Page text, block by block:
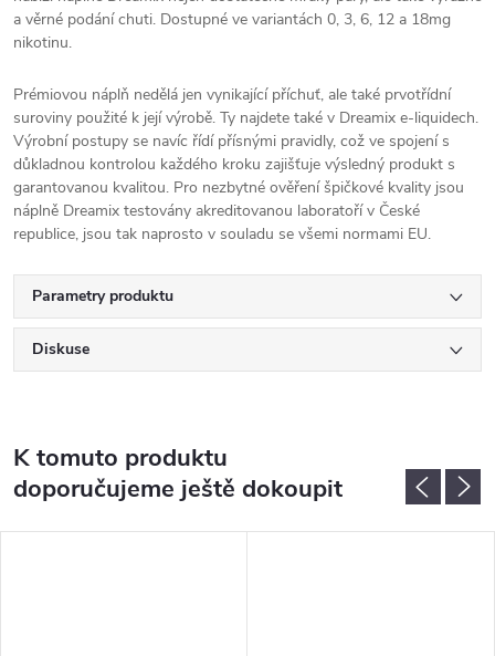
a věrné podání chuti. Dostupné ve variantách 0, 3, 6, 12 a 18mg
nikotinu.
Prémiovou náplň nedělá jen vynikající příchuť, ale také prvotřídní
suroviny použité k její výrobě. Ty najdete také v Dreamix e-liquidech.
Výrobní postupy se navíc řídí přísnými pravidly, což ve spojení s
důkladnou kontrolou každého kroku zajišťuje výsledný produkt s
garantovanou kvalitou. Pro nezbytné ověření špičkové kvality jsou
náplně Dreamix testovány akreditovanou laboratoří v České
republice, jsou tak naprosto v souladu se všemi normami EU.
Parametry produktu
Diskuse
K tomuto produktu
doporučujeme ještě dokoupit